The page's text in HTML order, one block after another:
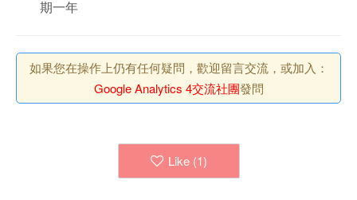
期一年
如果您在操作上仍有任何疑問，歡迎留言交流，或加入：
Google Analytics 4交流社團發問
Like (1)